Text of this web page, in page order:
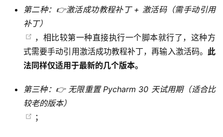
第二种：👉激活成功教程补丁 + 激活码（需手动引用
补丁）
，相比较第一种直接执行一个脚本就行了，这种方
式需要手动引用激活成功教程补丁，再输入激活码。 此
法同样仅适用于最新的几个版本。
第三种：👉 无限重置 Pycharm 30 天试用期（适合比
较老的版本）
；